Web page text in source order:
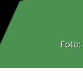
Foto: